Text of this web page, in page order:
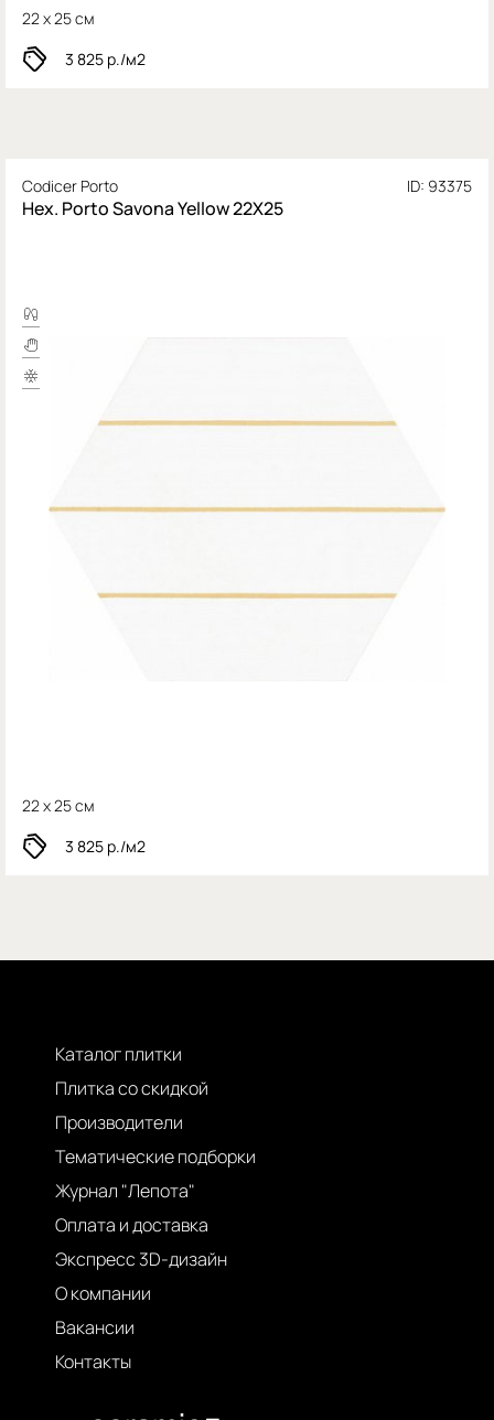
22 x 25 см
3 825 р./м2
Codicer Porto ID: 93375
Hex. Porto Savona Yellow 22X25
22 x 25 см
3 825 р./м2
Каталог плитки
Плитка со скидкой
Производители
Тематические подборки
Журнал "Лепота"
Оплата и доставка
Экспресс 3D-дизайн
О компании
Вакансии
Контакты